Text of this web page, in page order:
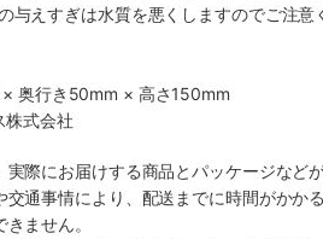
与えすぎは水質を悪くしますのでご注
奥行き50mm × 高さ150mm
株式会社
際にお届けする商品とパッケージなど
通事情により、配送までに時間がかか
ません。